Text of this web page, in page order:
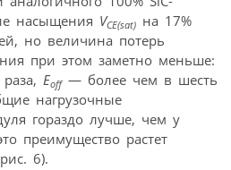
насыщения VCE(sat) на 17%
но величина потерь
при этом заметно меньше:
Eoff— более чем в шесть
нагрузочные
гораздо лучше, чем у
преимущество растет
6).